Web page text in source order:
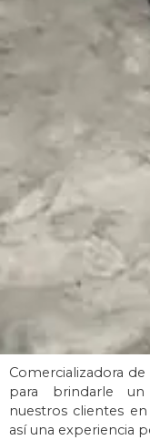
Comercializadora
para brindarle
nuestros clientes
así una experiencia